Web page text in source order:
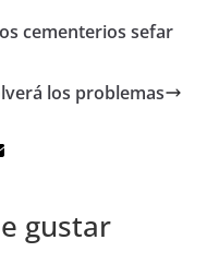
cementerios sefar
los problemas
gustar